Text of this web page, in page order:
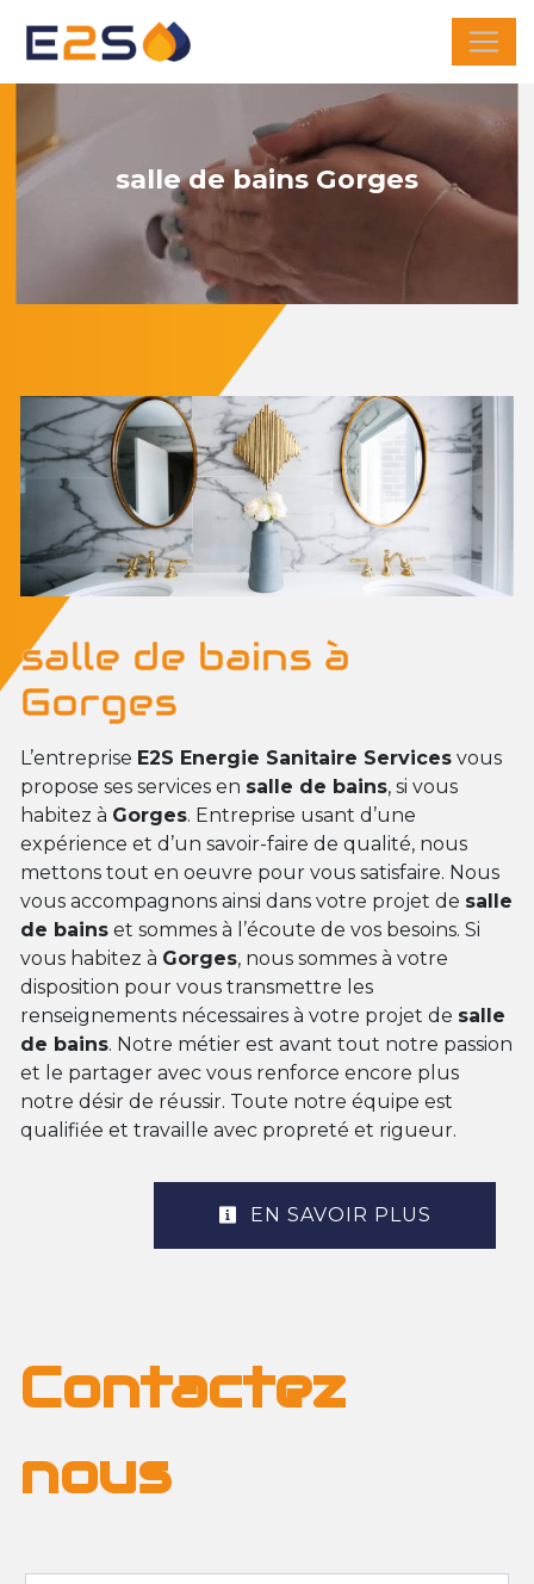
salle de bains Gorges
salle de bains à
Gorges
L’entreprise E2S Energie Sanitaire Services vous
propose ses services en salle de bains, si vous
habitez à Gorges. Entreprise usant d’une
expérience et d’un savoir-faire de qualité, nous
mettons tout en oeuvre pour vous satisfaire. Nous
vous accompagnons ainsi dans votre projet de salle
de bains et sommes à l’écoute de vos besoins. Si
vous habitez à Gorges, nous sommes à votre
disposition pour vous transmettre les
renseignements nécessaires à votre projet de salle
de bains. Notre métier est avant tout notre passion
et le partager avec vous renforce encore plus
notre désir de réussir. Toute notre équipe est
qualifiée et travaille avec propreté et rigueur.
EN SAVOIR PLUS
Contactez
nous